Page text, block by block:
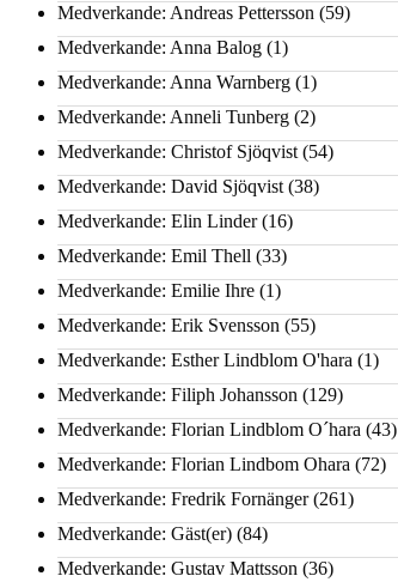
Medverkande: Andreas Pettersson (59)
Medverkande: Anna Balog (1)
Medverkande: Anna Warnberg (1)
Medverkande: Anneli Tunberg (2)
Medverkande: Christof Sjöqvist (54)
Medverkande: David Sjöqvist (38)
Medverkande: Elin Linder(16)
Medverkande: Emil Thell (33)
Medverkande: Emilie Ihre (1)
Medverkande: Erik Svensson (55)
Medverkande: Esther Lindblom O'hara (1)
Medverkande: Filiph Johansson (129)
Medverkande: Florian Lindblom O´hara (43)
Medverkande: Florian Lindbom Ohara (72)
Medverkande: Fredrik Fornänger(261)
Medverkande: Gäst(er) (84)
Medverkande: Gustav Mattsson (36)